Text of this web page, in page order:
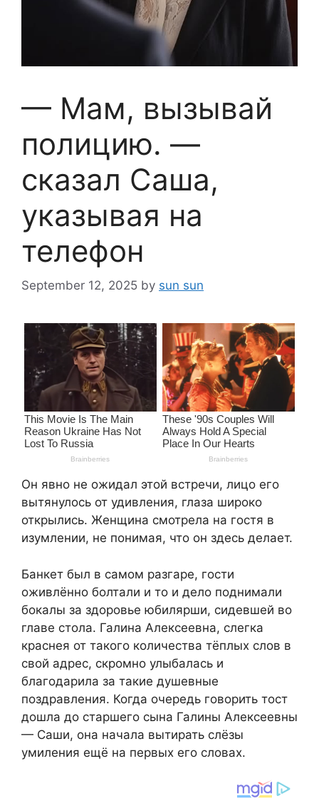
— Мам, вызывай
полицию. —
сказал Саша,
указывая на
телефон
September 12, 2025 by sun sun
Он явно не ожидал этой встречи, лицо его
вытянулось от удивления, глаза широко
открылись. Женщина смотрела на гостя в
изумлении, не понимая, что он здесь делает.
Банкет был в самом разгаре, гости
оживлённо болтали и то и дело поднимали
бокалы за здоровье юбилярши, сидевшей во
главе стола. Галина Алексеевна, слегка
краснея от такого количества тёплых слов в
свой адрес, скромно улыбалась и
благодарила за такие душевные
поздравления. Когда очередь говорить тост
дошла до старшего сына Галины Алексеевны
— Саши, она начала вытирать слёзы
умиления ещё на первых его словах.